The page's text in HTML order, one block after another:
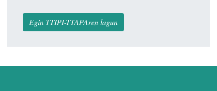
Egin TTIPI-TTAPAren lagun